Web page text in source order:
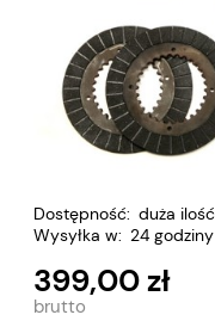
Dostępność: duża ilość
Wysyłka w: 24 godziny
399,00 zł